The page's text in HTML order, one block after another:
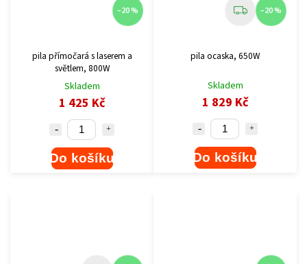
–20 %
pila přímočará s laserem a
světlem, 800W
Skladem
1 425 Kč
Do košíku
–20 %
pila ocaska, 650W
Skladem
1 829 Kč
Do košíku